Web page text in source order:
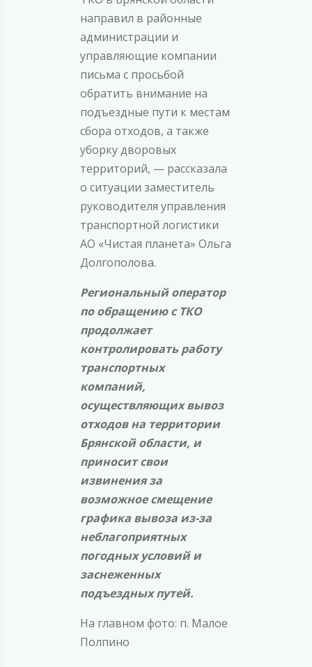
направил в районные
администрации и
управляющие компании
письма с просьбой
обратить внимание на
подъездные пути к местам
сбора отходов, а также
уборку дворовых
территорий, — рассказала
о ситуации заместитель
руководителя управления
транспортной логистики
АО «Чистая планета» Ольга
Долгополова.
Региональный оператор
по обращению с ТКО
продолжает
контролировать работу
транспортных
компаний,
осуществляющих вывоз
отходов на территории
Брянской области, и
приносит свои
извинения за
возможное смещение
графика вывоза из-за
неблагоприятных
погодных условий и
заснеженных
подъездных путей.
На главном фото: п. Малое
Полпино